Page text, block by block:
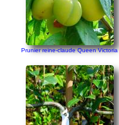
Prunier reine-claude Queen Victoria